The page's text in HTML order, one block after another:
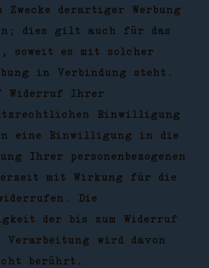
Zwecke derartiger Werbung
dies gilt auch für das
soweit es mit solcher
in Verbindung steht.
Widerruf Ihrer
Einwilligung
eine Einwilligung in die
Ihrer personenbezogenen
mit Wirkung für die
Die
der bis zum Widerruf
Verarbeitung wird davon
berührt.